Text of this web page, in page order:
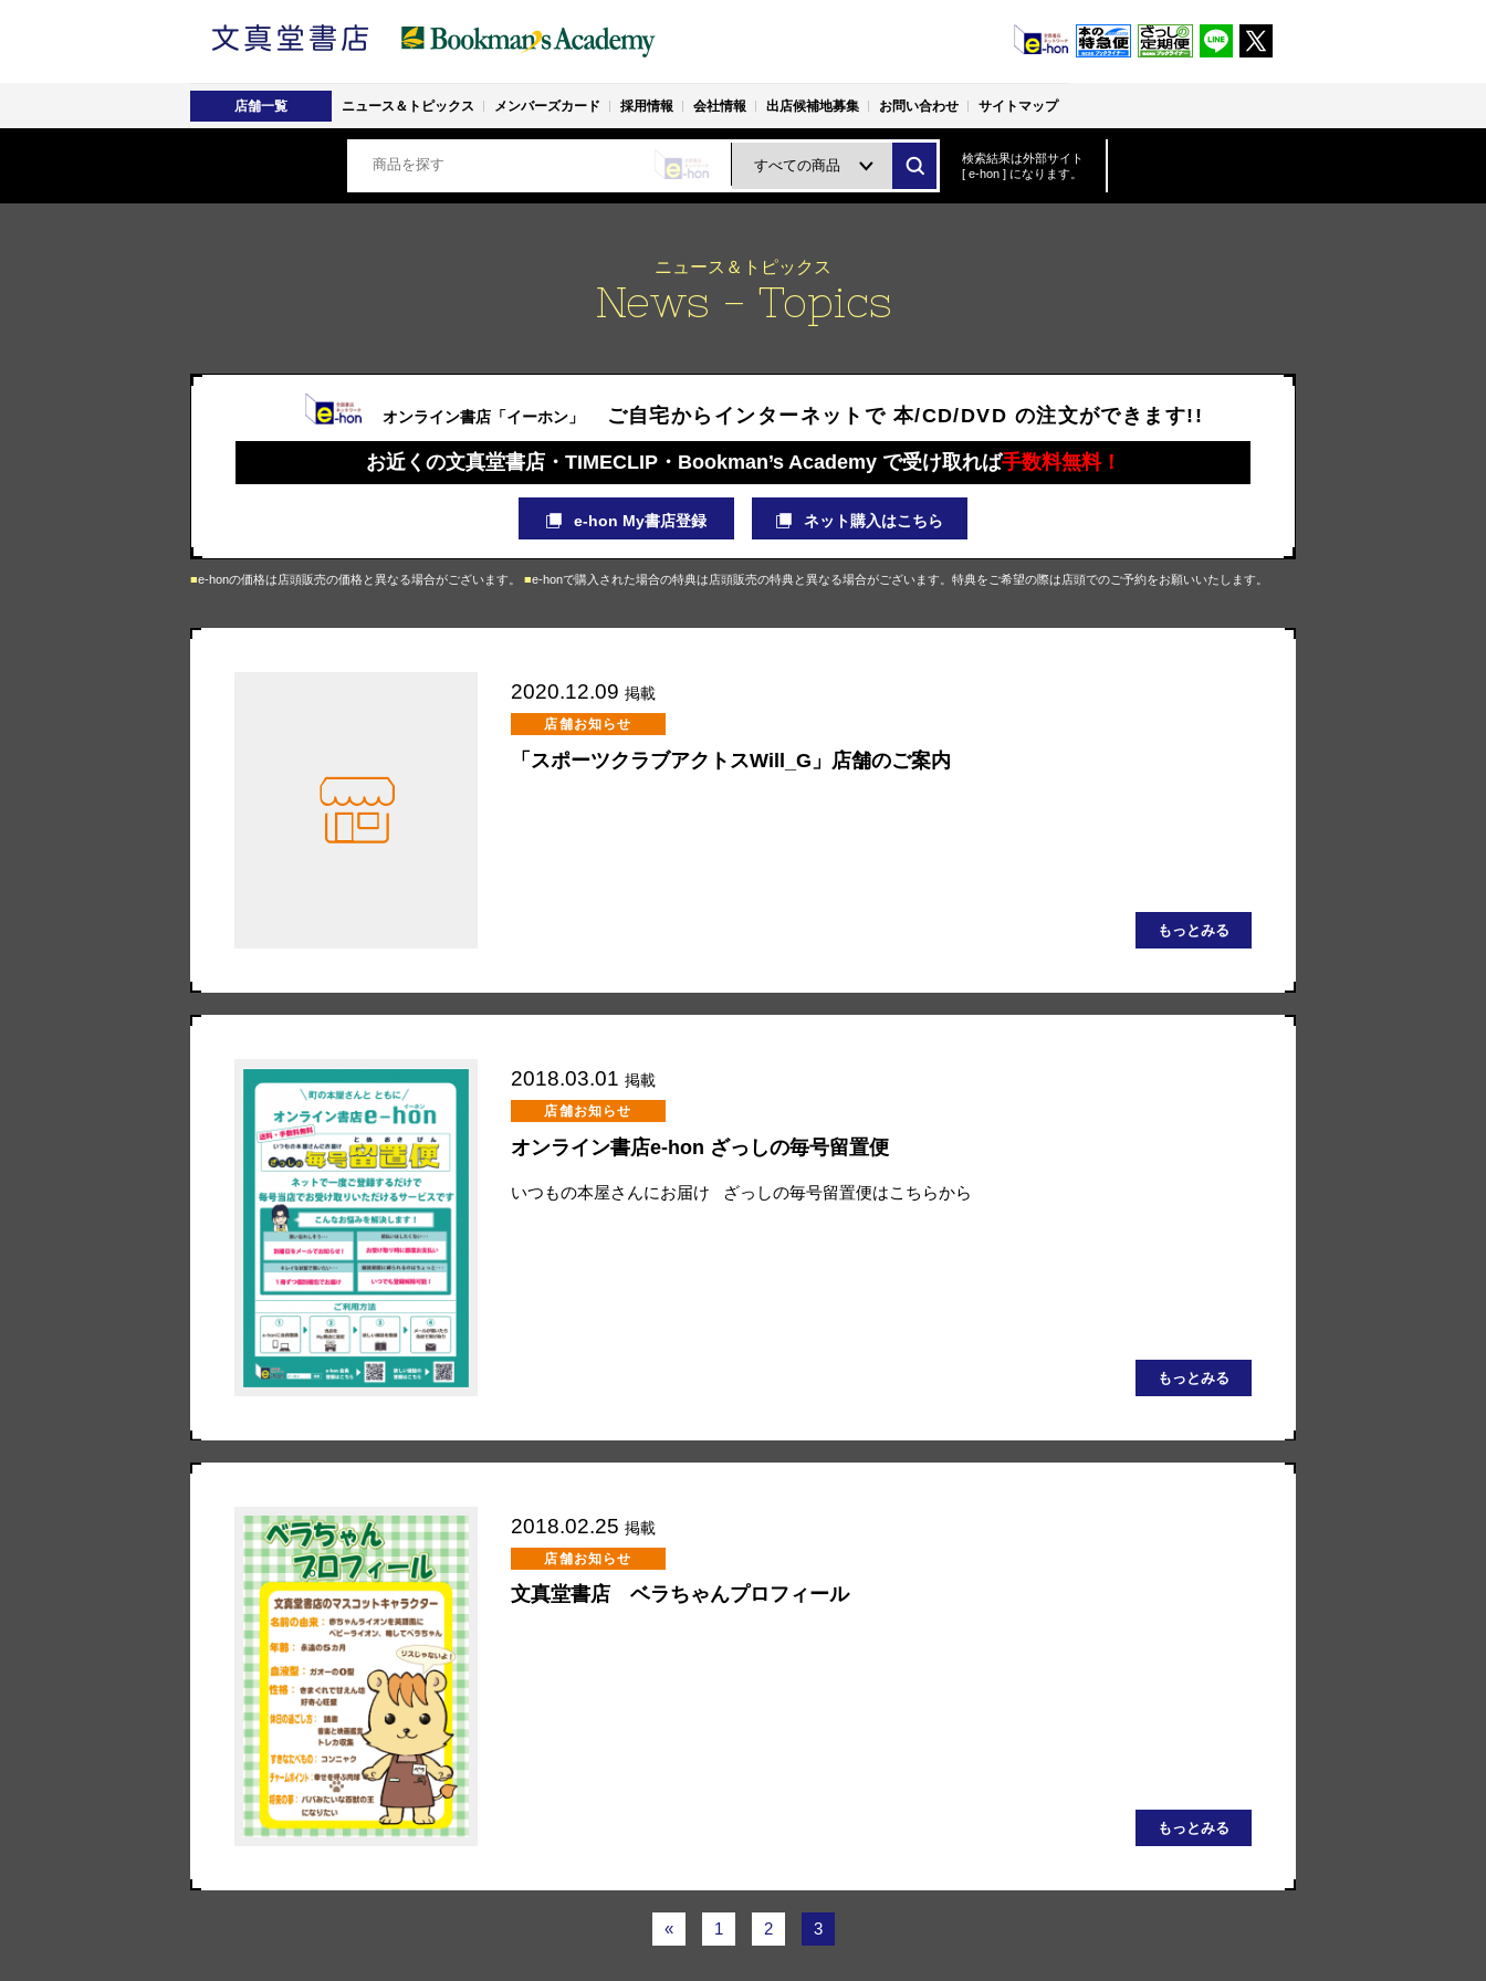
店舗一覧 ニュース＆トピックス メンバーズカード 採用情報 会社情報 出店候補地募集 お問い合わせ サイトマップ
検索結果は外部サイト
[ e-hon ] になります。
ニュース＆トピックス
News - Topics
オンライン書店「イーホン」 ご自宅からインターネットで 本/CD/DVD の注文ができます!!
お近くの文真堂書店・TIMECLIP・Bookman’s Academy で受け取れば手数料無料！
e-hon My書店登録 ネット購入はこちら
e-honの価格は店頭販売の価格と異なる場合がございます。 e-honで購入された場合の特典は店頭販売の特典と異なる場合がございます。特典をご希望の際は店頭でのご予約をお願いいたします。
2020.12.09 掲載
店舗お知らせ
「スポーツクラブアクトスWill_G」店舗のご案内
もっとみる
2018.03.01 掲載
店舗お知らせ
オンライン書店e-hon ざっしの毎号留置便
いつもの本屋さんにお届け ざっしの毎号留置便はこちらから
もっとみる
2018.02.25 掲載
店舗お知らせ
文真堂書店 ベラちゃんプロフィール
もっとみる
« 1 2 3